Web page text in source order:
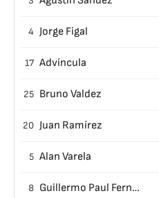
4 Jorge Figal
17 Advíncula
25 Bruno Valdez
20 Juan Ramírez
5 Alan Varela
8 Guillermo Paul Fernandez